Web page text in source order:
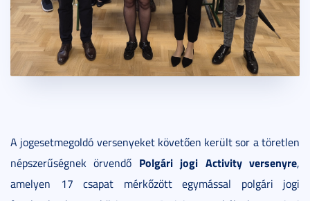
A jogesetmegoldó versenyeket követően került sor a töretlen
népszerűségnek örvendő Polgári jogi Activity versenyre,
amelyen 17 csapat mérkőzött egymással polgári jogi